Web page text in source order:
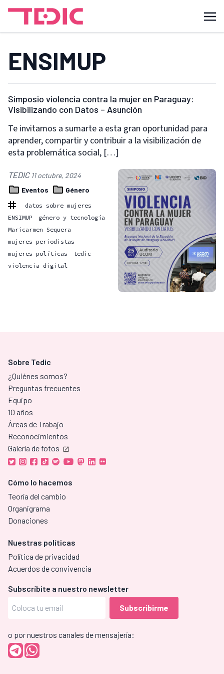
ENSIMUP
Simposio violencia contra la mujer en Paraguay:
Visibilizando con Datos – Asunción
Te invitamos a sumarte a esta gran oportunidad para
aprender, compartir y contribuir a la visibilización de
esta problemática social, […]
TEDIC 11 octubre, 2024
Eventos
Género
datos sobre mujeres
ENSIMUP
género y tecnología
Maricarmen Sequera
mujeres periodistas
mujeres políticas
tedic
violencia digital
Sobre Tedic
¿Quiénes somos?
Preguntas frecuentes
Equipo
10 años
Áreas de Trabajo
Reconocimientos
Galería de fotos
Cómo lo hacemos
Teoría del cambio
Organigrama
Donaciones
Nuestras políticas
Política de privacidad
Acuerdos de convivencia
Subscríbite a nuestro newsletter
o por nuestros canales de mensajería: